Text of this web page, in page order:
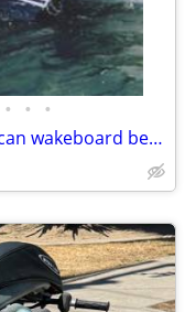
• • •
2005 MacGregor 26M Sailboat you can wakeboard behind!